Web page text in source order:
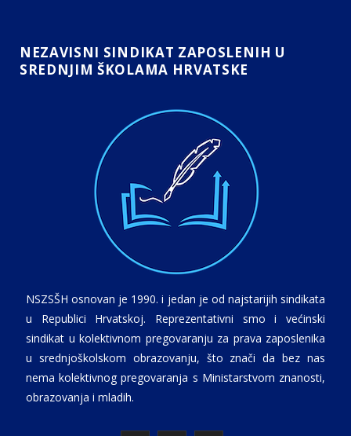
NEZAVISNI SINDIKAT ZAPOSLENIH U
SREDNJIM ŠKOLAMA HRVATSKE
NSZSŠH osnovan je 1990. i jedan je od najstarijih sindikata
u Republici Hrvatskoj. Reprezentativni smo i većinski
sindikat u kolektivnom pregovaranju za prava zaposlenika
u srednjoškolskom obrazovanju, što znači da bez nas
nema kolektivnog pregovaranja s Ministarstvom znanosti,
obrazovanja i mladih.